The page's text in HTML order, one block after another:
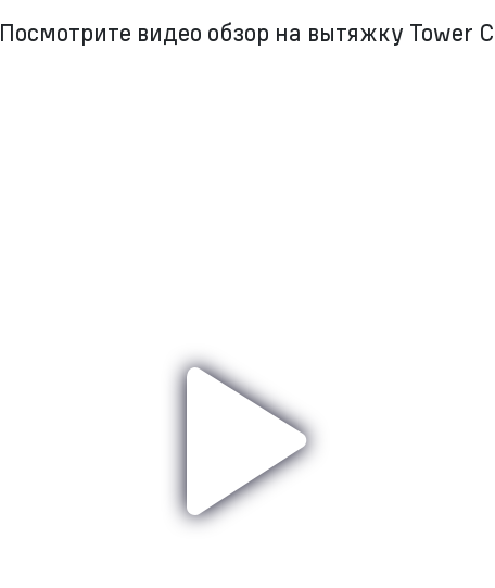
Посмотрите видео обзор на вытяжку Tower С